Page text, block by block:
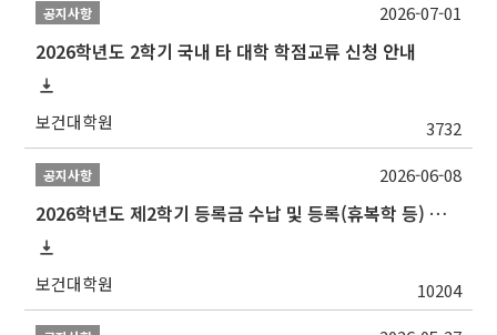
공지사항
2026학년도 2학기 국내 타 대학 학점교류 신청 안내
보건대학원 3732
2026-07-01
공지사항
2026학년도 제2학기 등록금 수납 및 등록(휴복학 등) 일정 안내
보건대학원 10204
2026-06-08